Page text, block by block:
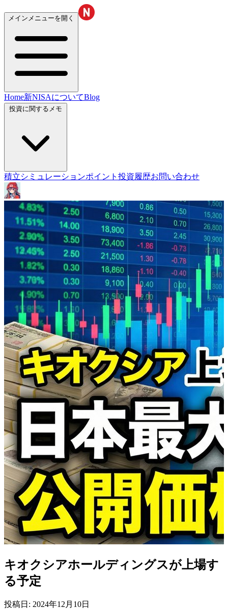
メインメニューを開く
Home新NISAについてBlog
積立シミュレーションポイント投資履歴お問い合わせ
キオクシアホールディングスが上場す
る予定
投稿日: 2024年12月10日